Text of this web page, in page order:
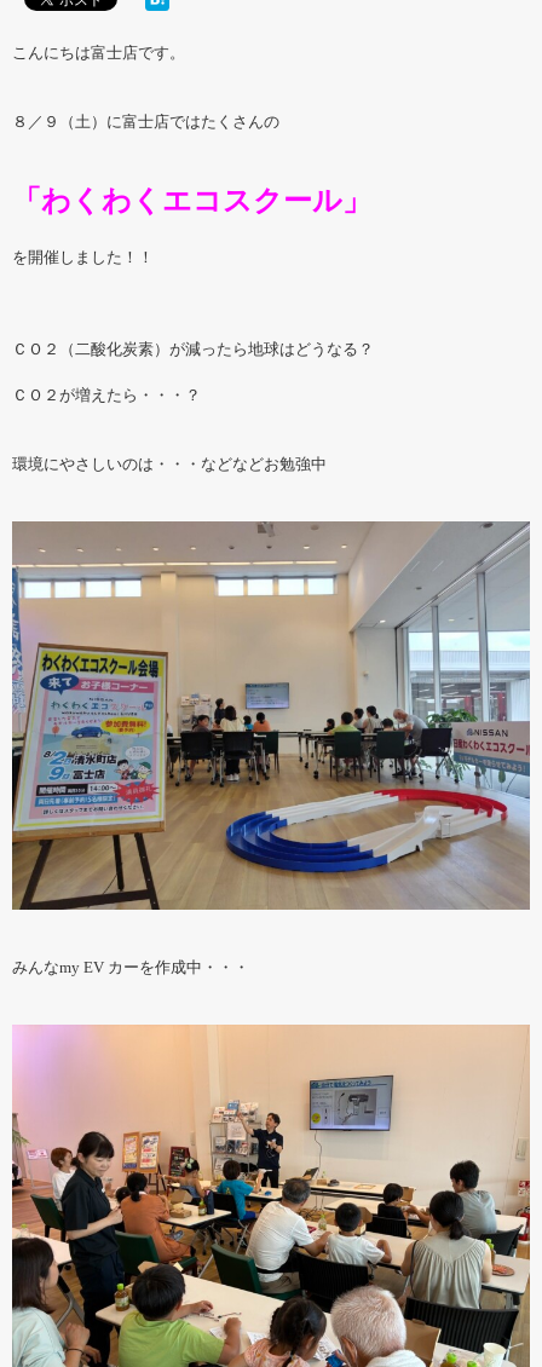
こんにちは富士店です。
８／９（土）に富士店ではたくさんの
「わくわくエコスクール」
を開催しました！！
ＣＯ２（二酸化炭素）が減ったら地球はどうなる？
ＣＯ２が増えたら・・・？
環境にやさしいのは・・・などなどお勉強中
みんなmy EV カーを作成中・・・